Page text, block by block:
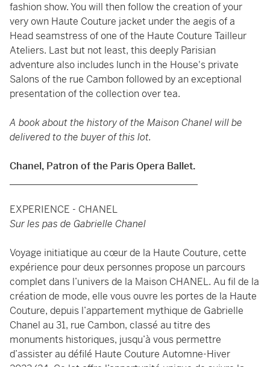
fashion show. You will then follow the creation of your
very own Haute Couture jacket under the aegis of a
Head seamstress of one of the Haute Couture Tailleur
Ateliers. Last but not least, this deeply Parisian
adventure also includes lunch in the House's private
Salons of the rue Cambon followed by an exceptional
presentation of the collection over tea.
A book about the history of the Maison Chanel will be
delivered to the buyer of this lot.
Chanel, Patron of the Paris Opera Ballet.
EXPERIENCE - CHANEL
Sur les pas de Gabrielle Chanel
Voyage initiatique au cœur de la Haute Couture, cette
expérience pour deux personnes propose un parcours
complet dans l’univers de la Maison CHANEL. Au fil de la
création de mode, elle vous ouvre les portes de la Haute
Couture, depuis l’appartement mythique de Gabrielle
Chanel au 31, rue Cambon, classé au titre des
monuments historiques, jusqu’à vous permettre
d’assister au défilé Haute Couture Automne-Hiver